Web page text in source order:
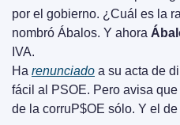
por el gobierno. ¿Cuál es la
nombró Ábalos. Y ahora
IVA.
Ha renunciado a su acta de
fácil al PSOE. Pero avisa que
de la corruP$OE sólo. Y el